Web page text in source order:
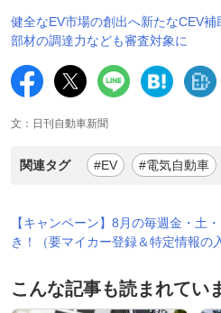
健全なEV市場の創出へ新たなCEV
部材の調達力なども審査対象に
文：日刊自動車新聞
関連タグ #EV #電気自動車
【キャンペーン】8月の毎週金・土
き！（要マイカー登録＆特定情報の
こんな記事も読まれてい